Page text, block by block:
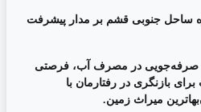
ساحل جنوبی قشم بر مدار پیشرفت
صرفه‌جویی در مصرف آب، فرصتی
بازنگری در رفتارمان با
میراث زمین.